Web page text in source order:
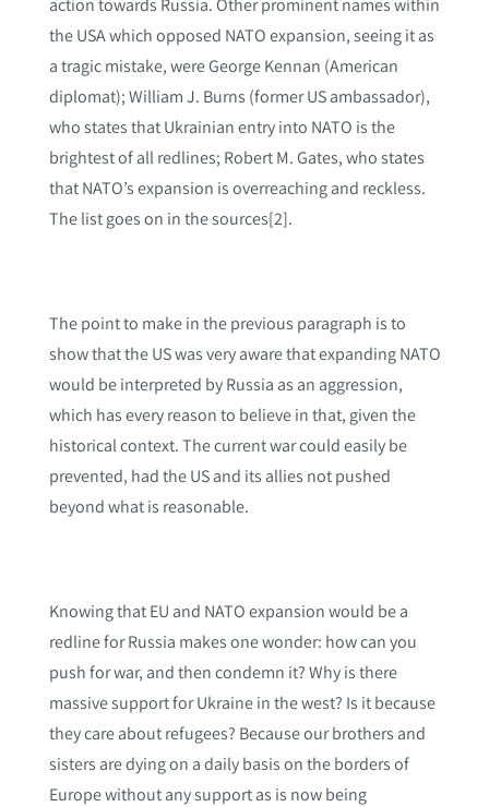
the USA which opposed NATO expansion, seeing it as
a tragic mistake, were George Kennan (American
diplomat); William J. Burns (former US ambassador),
who states that Ukrainian entry into NATO is the
brightest of all redlines; Robert M. Gates, who states
that NATO’s expansion is overreaching and reckless.
The list goes on in the sources[2].
The point to make in the previous paragraph is to
show that the US was very aware that expanding NATO
would be interpreted by Russia as an aggression,
which has every reason to believe in that, given the
historical context. The current war could easily be
prevented, had the US and its allies not pushed
beyond what is reasonable.
Knowing that EU and NATO expansion would be a
redline for Russia makes one wonder: how can you
push for war, and then condemn it? Why is there
massive support for Ukraine in the west? Is it because
they care about refugees? Because our brothers and
sisters are dying on a daily basis on the borders of
Europe without any support as is now being